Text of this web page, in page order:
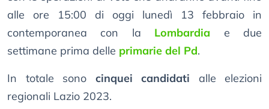
alle ore 15:00 di oggi lunedì 13 febbraio in
contemporanea con la Lombardia e due
settimane prima delle primarie del Pd.
In totale sono cinquei candidati alle elezioni
regionali Lazio 2023.